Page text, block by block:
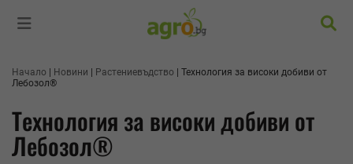
Начало Новини Растениевъдство
Технология за високи добиви от
Лебозол®
Технология за високи добиви от
Лебозол®